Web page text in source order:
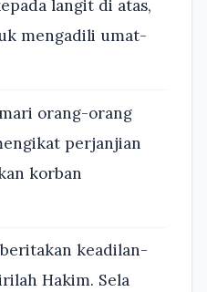
langit di atas,
mengadili umat-
orang-orang
perjanjian
korban
keadilan-
Hakim. Sela